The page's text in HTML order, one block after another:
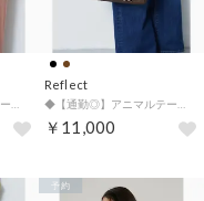
Reflect
￥11,000
予約